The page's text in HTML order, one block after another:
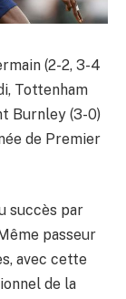
(2-2, 3-4
Tottenham
Burnley (3-0)
de Premier
succès par
passeur
avec cette
de la